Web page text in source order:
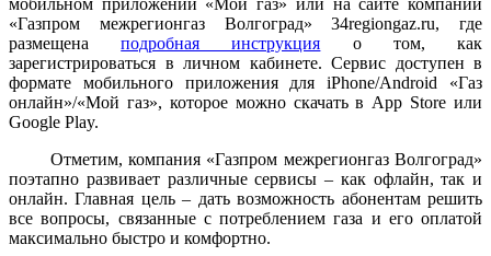
«Газпром межрегионгаз Волгоград» 34regiongaz.ru, где
размещенаподробная инструкция о том, как
зарегистрироваться в личном кабинете. Сервис доступен в
формате мобильного приложения дляiPhone/Android «Газ
онлайн»/«Мой газ», которое можно скачать в App Store или
Google Play.
Отметим, компания «Газпром межрегионгаз Волгоград»
поэтапно развивает различные сервисы – как офлайн, так и
онлайн. Главная цель – дать возможность абонентам решить
все вопросы, связанные с потреблением газа и его оплатой
максимально быстро и комфортно.